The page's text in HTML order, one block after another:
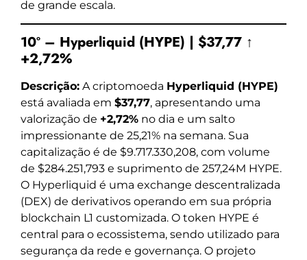
de grande escala.
10º – Hyperliquid (HYPE) | $37,77 ↑
+2,72%
Descrição: A criptomoeda Hyperliquid (HYPE)
está avaliada em $37,77, apresentando uma
valorização de +2,72% no dia e um salto
impressionante de 25,21% na semana. Sua
capitalização é de $9.717.330,208, com volume
de $284.251,793 e suprimento de 257,24M HYPE.
O Hyperliquid é uma exchange descentralizada
(DEX) de derivativos operando em sua própria
blockchain L1 customizada. O token HYPE é
central para o ecossistema, sendo utilizado para
segurança da rede e governança. O projeto